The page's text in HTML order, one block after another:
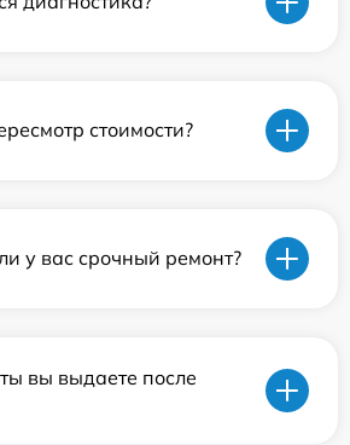
стоимости?
у вас срочный ремонт?
вы выдаете после